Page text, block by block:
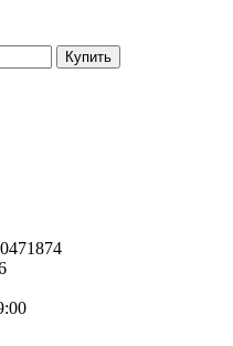
Купить